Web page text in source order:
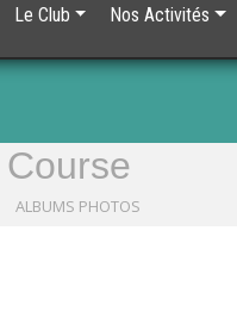
ALBUMS PHOTOS
Le Club Nos Activités